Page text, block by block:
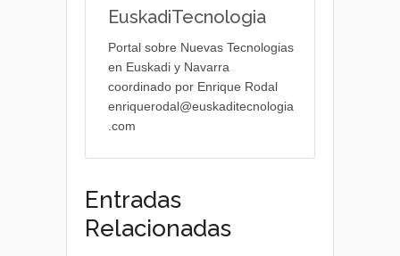
EuskadiTecnologia
Portal sobre Nuevas Tecnologias
en Euskadi y Navarra
coordinado por Enrique Rodal
enriquerodal@euskaditecnologia
.com
Entradas
Relacionadas